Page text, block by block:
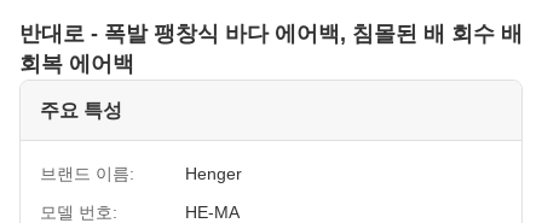
반대로 - 폭발 팽창식 바다 에어백, 침몰된 배 회수 배
회복 에어백
주요 특성
브랜드 이름:
Henger
모델 번호:
HE-MA